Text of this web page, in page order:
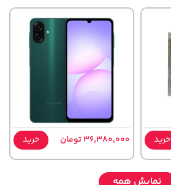
خرید 36,380,000 تومان خرید
نمایش همه